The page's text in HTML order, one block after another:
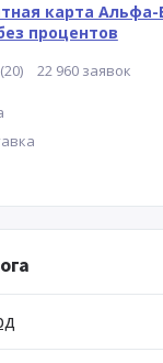
карта Альфа-
процентов
22 960 заявок